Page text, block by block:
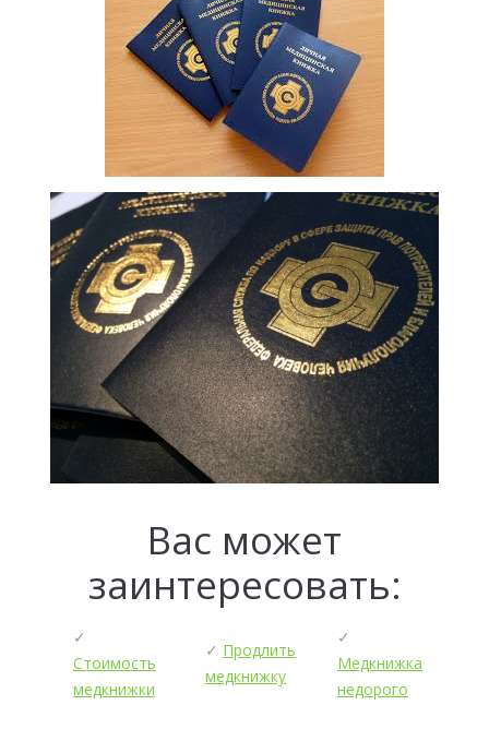
Вас может
заинтересовать:
✓
Стоимость
медкнижки
✓ Продлить
медкнижку
✓
Медкнижка
недорого